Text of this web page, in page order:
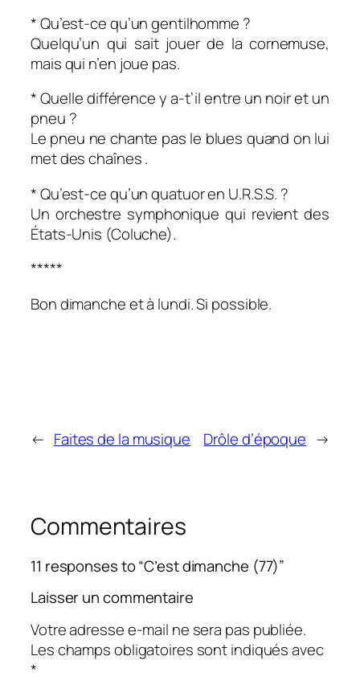
* Qu’est-ce qu’un gentilhomme ?
Quelqu’un qui sait jouer de la cornemuse,
mais qui n’en joue pas.
* Quelle différence y a-t’il entre un noir et un
pneu ?
Le pneu ne chante pas le blues quand on lui
met des chaînes .
* Qu’est-ce qu’un quatuor en U.R.S.S. ?
Un orchestre symphonique qui revient des
États-Unis (Coluche).
*****
Bon dimanche et à lundi. Si possible.
← Faites de la musique Drôle d’époque →
Commentaires
11 responses to “C’est dimanche (77)”
Laisser un commentaire
Votre adresse e-mail ne sera pas publiée.
Les champs obligatoires sont indiqués avec
*